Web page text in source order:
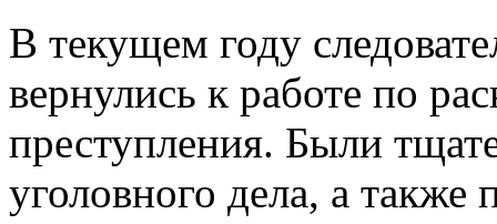
В текущем году
вернулись к работе по
преступления. Были
уголовного дела, а